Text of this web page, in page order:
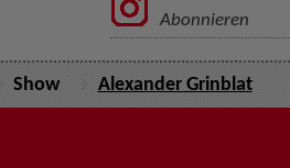
Abonnieren
Show Alexander Grinblat